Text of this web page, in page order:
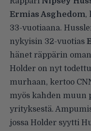
Ermias Asghedom,
33-vuotiaana.
nykyisin 32-vuotias
hänet räppärin
Holder on nyt
murhaan, kertoo
myös kahden muun
yrityksestä.
jossa Holder syytti